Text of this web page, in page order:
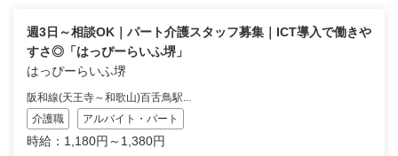
週3日～相談OK｜パート介護スタッフ募集｜ICT導入で働きや
すさ◎「はっぴーらいふ堺」
はっぴーらいふ堺
阪和線(天王寺～和歌山)百舌鳥駅...
介護職
アルバイト・パート
時給：1,180円～1,380円